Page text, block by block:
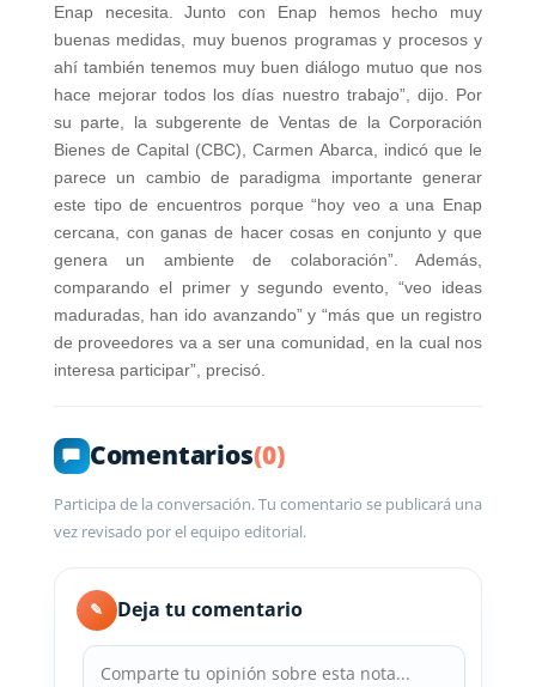
Enap necesita. Junto con Enap hemos hecho muy
buenas medidas, muy buenos programas y procesos y
ahí también tenemos muy buen diálogo mutuo que nos
hace mejorar todos los días nuestro trabajo”, dijo. Por
su parte, la subgerente de Ventas de la Corporación
Bienes de Capital (CBC), Carmen Abarca, indicó que le
parece un cambio de paradigma importante generar
este tipo de encuentros porque “hoy veo a una Enap
cercana, con ganas de hacer cosas en conjunto y que
genera un ambiente de colaboración”. Además,
comparando el primer y segundo evento, “veo ideas
maduradas, han ido avanzando” y “más que un registro
de proveedores va a ser una comunidad, en la cual nos
interesa participar”, precisó.
Comentarios(0)
Participa de la conversación. Tu comentario se publicará una
vez revisado por el equipo editorial.
✎ Deja tu comentario